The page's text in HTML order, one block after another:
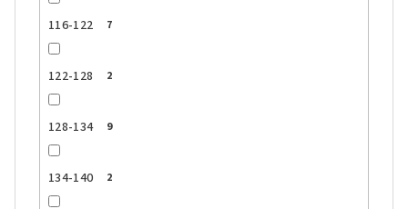
116-122 7
122-128 2
128-134 9
134-140 2